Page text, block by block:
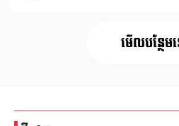
មើលបន្ថែម